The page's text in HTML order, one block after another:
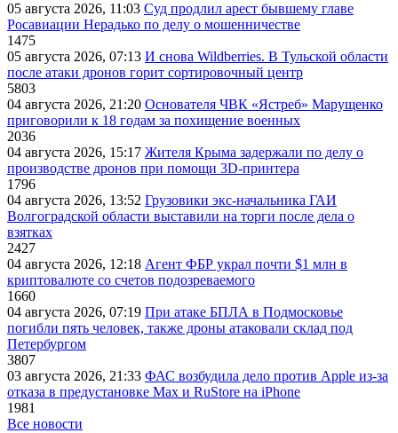
05 августа 2026, 11:03 Суд продлил арест бывшему главе
Росавиации Нерадько по делу о мошенничестве
1475
05 августа 2026, 07:13 И снова Wildberries. В Тульской области
после атаки дронов горит сортировочный центр
5803
04 августа 2026, 21:20 Основателя ЧВК «Ястреб» Марущенко
приговорили к 18 годам за похищение военных
2036
04 августа 2026, 15:17 Жителя Крыма задержали по делу о
производстве дронов при помощи 3D‑принтера
1796
04 августа 2026, 13:52 Грузовики экс-начальника ГАИ
Волгоградской области выставили на торги после дела о
взятках
2427
04 августа 2026, 12:18 Агент ФБР украл почти $1 млн в
криптовалюте со счетов подозреваемого
1660
04 августа 2026, 07:19 При атаке БПЛА в Подмосковье
погибли пять человек, также дроны атаковали склад под
Петербургом
3807
03 августа 2026, 21:33 ФАС возбудила дело против Apple из-за
отказа в предустановке Max и RuStore на iPhone
1981
Все новости